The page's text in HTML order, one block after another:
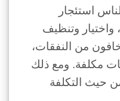
استئجار
واختيار وتنظيف
من النفقات،
مكلفة. ومع ذلك
حيث التكلفة